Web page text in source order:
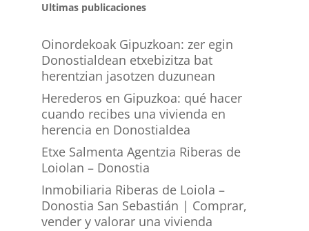
Ultimas publicaciones
Oinordekoak Gipuzkoan: zer egin
Donostialdean etxebizitza bat
herentzian jasotzen duzunean
Herederos en Gipuzkoa: qué hacer
cuando recibes una vivienda en
herencia en Donostialdea
Etxe Salmenta Agentzia Riberas de
Loiolan – Donostia
Inmobiliaria Riberas de Loiola –
Donostia San Sebastián | Comprar,
vender y valorar una vivienda